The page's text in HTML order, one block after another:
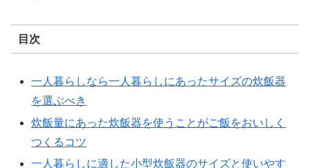
目次
一人暮らしなら一人暮らしにあったサイズの炊飯器
を選ぶべき
炊飯量にあった炊飯器を使うことがご飯をおいしく
つくるコツ
一人暮らしに適した小型炊飯器のサイズと使いやす